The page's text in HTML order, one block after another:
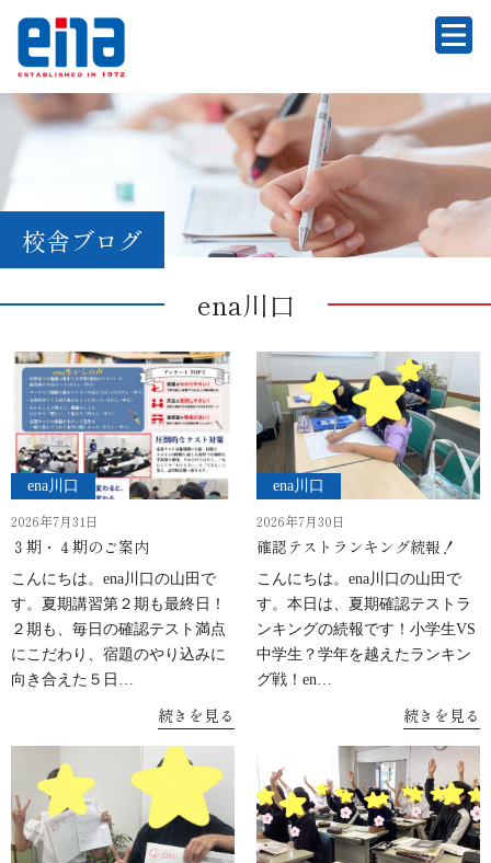
校舎ブログ
ena川口
ena川口
2026年7月31日
３期・４期のご案内
こんにちは。ena川口の山田で
す。夏期講習第２期も最終日！
２期も、毎日の確認テスト満点
にこだわり、宿題のやり込みに
向き合えた５日…
続きを見る
ena川口
2026年7月30日
確認テストランキング続報！
こんにちは。ena川口の山田で
す。本日は、夏期確認テストラ
ンキングの続報です！小学生VS
中学生？学年を越えたランキン
グ戦！en…
続きを見る